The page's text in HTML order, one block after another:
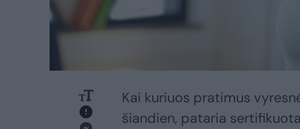
Kai kuriuos pratimus
šiandien, pataria